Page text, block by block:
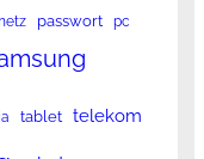
passwort pc
tablet telekom